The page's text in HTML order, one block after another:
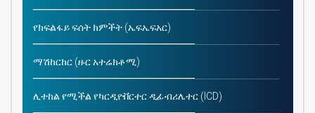
የክፍልፋይ ፍሰት ክምችት (ኤፍኤፍአር)
ማሽከርከር (ዙር አተሬክቶሚ)
ሊተከል የሚችል የካርዲዮቨርተር ዲፊብሪሌተር (ICD)